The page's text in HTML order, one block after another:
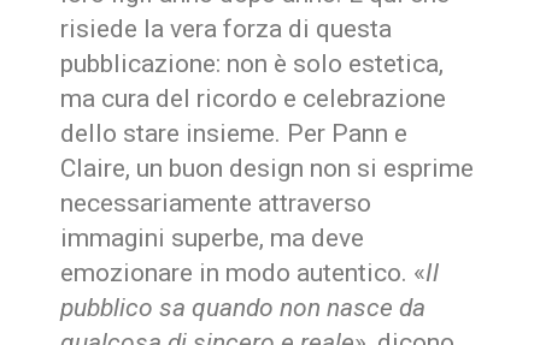
risiede la vera forza di questa
pubblicazione: non è solo estetica,
ma cura del ricordo e celebrazione
dello stare insieme. Per Pann e
Claire, un buon design non si esprime
necessariamente attraverso
immagini superbe, ma deve
emozionare in modo autentico. «Il
pubblico sa quando non nasce da